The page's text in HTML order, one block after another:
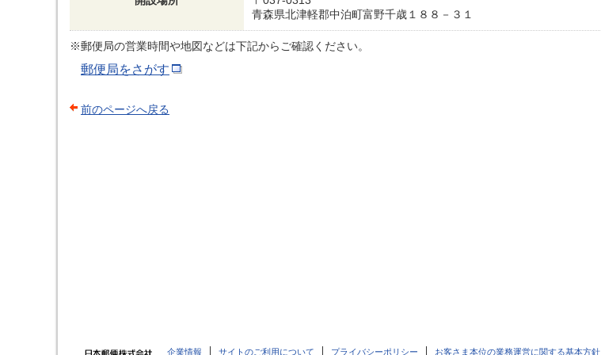
青森県北津軽郡中泊町富野千歳１８８－３１
※郵便局の営業時間や地図などは下記からご確認ください。
郵便局をさがす
前のページへ戻る
企業情報 サイトのご利用について プライバシーポリシー お客さま本位の業務運営に関する基本方針